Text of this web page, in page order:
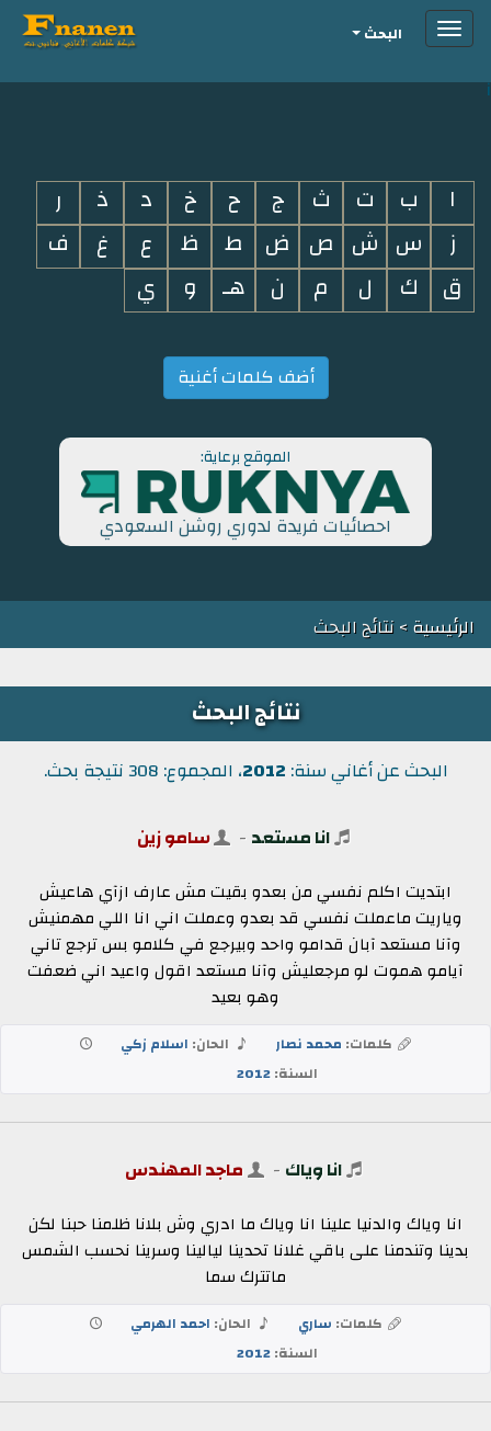
i
Toggleالبحث
ا ب ت ث ج ح خ د ذ
ر
ز
س ش ص ض ط ظ ع غ
ف
ق
ك ل م ن هـ و ي
أضف كلمات أغنية
الموقع برعاية:
احصائيات فريدة لدوري روشن السعودي
الرئيسية> نتائج البحث
نتائج البحث
البحث عن أغاني سنة: 2012، المجموع: 308 نتيجة بحث.
انا مستعد - سامو زين
ابتديت اكلم نفسي من بعدو بقيت مش عارف ازآي هاعيش
وياريت ماعملت نفسي قد بعدو وعملت اني انا اللي مهمنيش
وآنا مستعد آبان قدامو واحد وبيرجع في كلامو بس ترجع تاني
آيامو هموت لو مرجعليش وآنا مستعد اقول واعيد اني ضعفت
وهو بعيد
كلمات: محمد نصار الحان: اسلام زكي
السنة:2012
انا وياك - ماجد المهندس
انا وياك والدنيا علينا انا وياك ما ادري وش بلانا ظلمنا حبنا لكن
بدينا وتندمنا على باقي غلانا تحدينا ليالينا وسرينا نحسب الشمس
ماتترك سما
كلمات: ساري الحان: احمد الهرمي
السنة:2012